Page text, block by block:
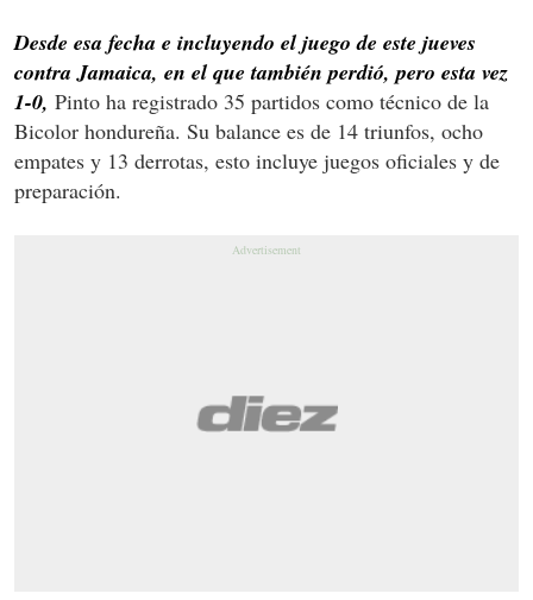
Desde esa fecha e incluyendo el juego de este jueves
contra Jamaica, en el que también perdió, pero esta vez
1-0, Pinto ha registrado 35 partidos como técnico de la
Bicolor hondureña. Su balance es de 14 triunfos, ocho
empates y 13 derrotas, esto incluye juegos oficiales y de
preparación.